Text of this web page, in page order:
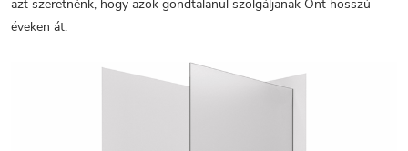
azt szeretnénk, hogy azok gondtalanul szolgáljanak Önt hosszú
éveken át.